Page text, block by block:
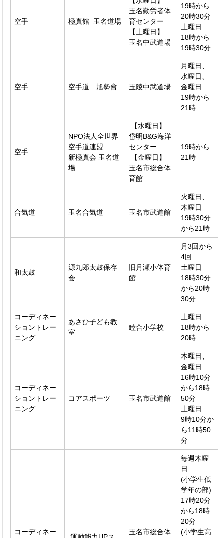
空手 極真館 玉名道場
玉名勤労者体
育センター
【土曜日】
玉名中武道場
19時から
20時30分
土曜日
18時から
19時30分
空手 空手道 旭勢會 玉陵中武道場
月曜日、
水曜日、
金曜日
19時から
21時
空手
NPO法人全世界
空手道連盟
新極真会 玉名道
場
【水曜日】
岱明B&G海洋
センター
【金曜日】
玉名市総合体
育館
19時から
21時
合気道 玉名合気道 玉名市武道館
火曜日、
木曜日
19時30分
から21時
和太鼓
源九郎太鼓保存
会
旧月瀬小体育
館
月3回から
4回
土曜日
18時30分
から20時
30分
コーディネー
ショントレー
ニング
あさひ子ども教
室
睦合小学校
土曜日
18時から
20時
コーディネー
ショントレー
ニング
コアスポーツ 玉名市武道館
木曜日、
金曜日
16時10分
から18時
50分
土曜日
9時10分か
ら11時50
分
コーディネー 玉名市総合体
毎週木曜
日
(小学生低
学年の部)
17時20分
から18時
20分
(小学生高